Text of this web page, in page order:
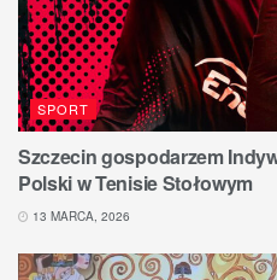
SPORT
Szczecin gospodarzem
Polski w Tenisie Stołowym
13 MARCA, 2026